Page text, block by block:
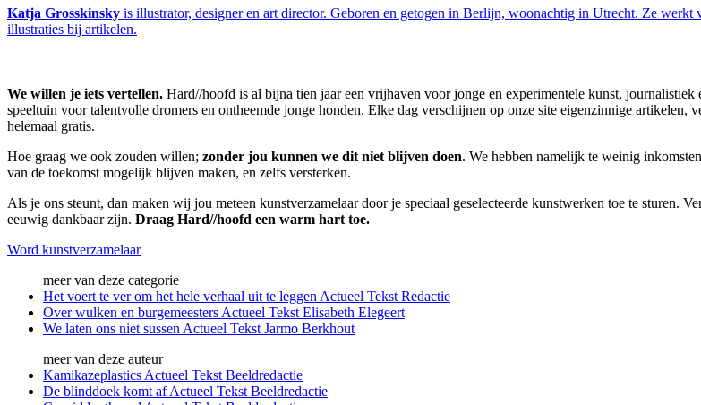
Katja Grosskinsky is illustrator, designer en art director. Geboren en getogen in Berlijn, woonachtig in Utrecht. Ze
illustraties bij artikelen.
We willen je iets vertellen. Hard//hoofd is al bijna tien jaar een vrijhaven voor jonge en experimentele kunst,
speeltuin voor talentvolle dromers en ontheemde jonge honden. Elke dag verschijnen op onze site eigenzinnige
helemaal gratis.
Hoe graag we ook zouden willen; zonder jou kunnen we dit niet blijven doen. We hebben namelijk te weinig
van de toekomst mogelijk blijven maken, en zelfs versterken.
Als je ons steunt, dan maken wij jou meteen kunstverzamelaar door je speciaal geselecteerde kunstwerken toe te sturen.
eeuwig dankbaar zijn. Draag Hard//hoofd een warm hart toe.
Word kunstverzamelaar
meer van deze categorie
Het voert te ver om het hele verhaal uit te leggen Actueel Tekst Redactie
Over wulken en burgemeesters Actueel Tekst Elisabeth Elegeert
We laten ons niet sussen Actueel Tekst Jarmo Berkhout
meer van deze auteur
Kamikazeplastics Actueel Tekst Beeldredactie
De blinddoek komt af Actueel Tekst Beeldredactie